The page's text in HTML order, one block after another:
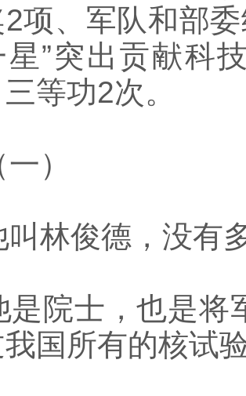
2项、军队和部
星”突出贡献科
等功2次。
）
林俊德，没有
院士，也是将
国所有的核试